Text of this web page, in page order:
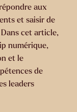
aux
et saisir de
cet article,
numérique,
et le
de
leaders